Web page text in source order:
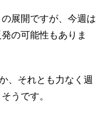
展開ですが、今週は
の可能性もありま
、それとも力なく週
うです。